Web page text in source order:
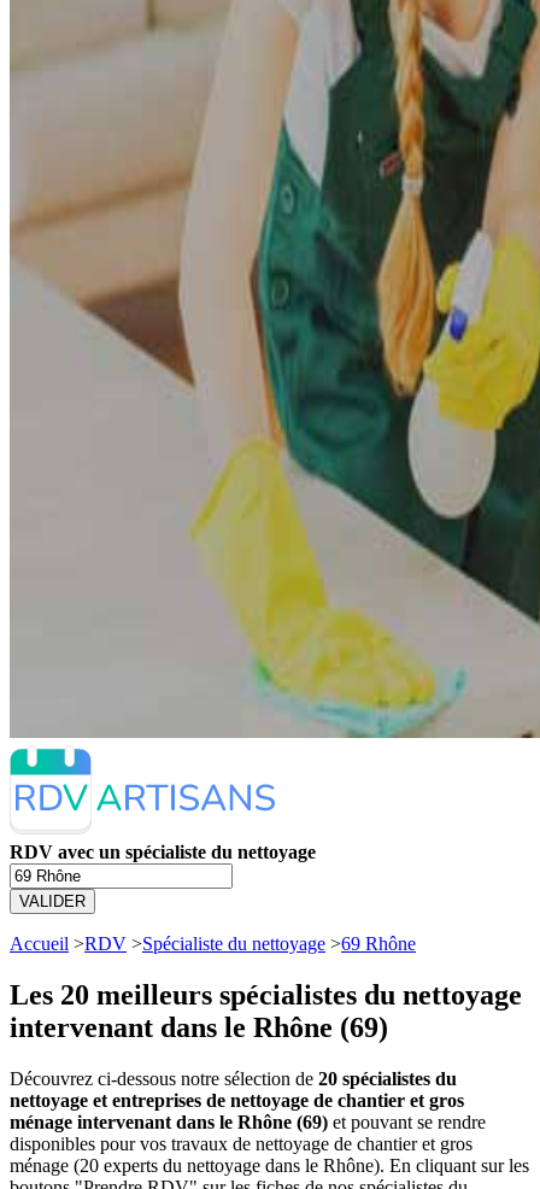
RDV avec un spécialiste du nettoyage
VALIDER
Accueil >RDV >Spécialiste du nettoyage >69 Rhône
Les 20 meilleurs spécialistes du nettoyage
intervenant dans le Rhône (69)
Découvrez ci-dessous notre sélection de 20 spécialistes du
nettoyage et entreprises de nettoyage de chantier et gros
ménage intervenant dans le Rhône (69) et pouvant se rendre
disponibles pour vos travaux de nettoyage de chantier et gros
ménage (20 experts du nettoyage dans le Rhône). En cliquant sur les